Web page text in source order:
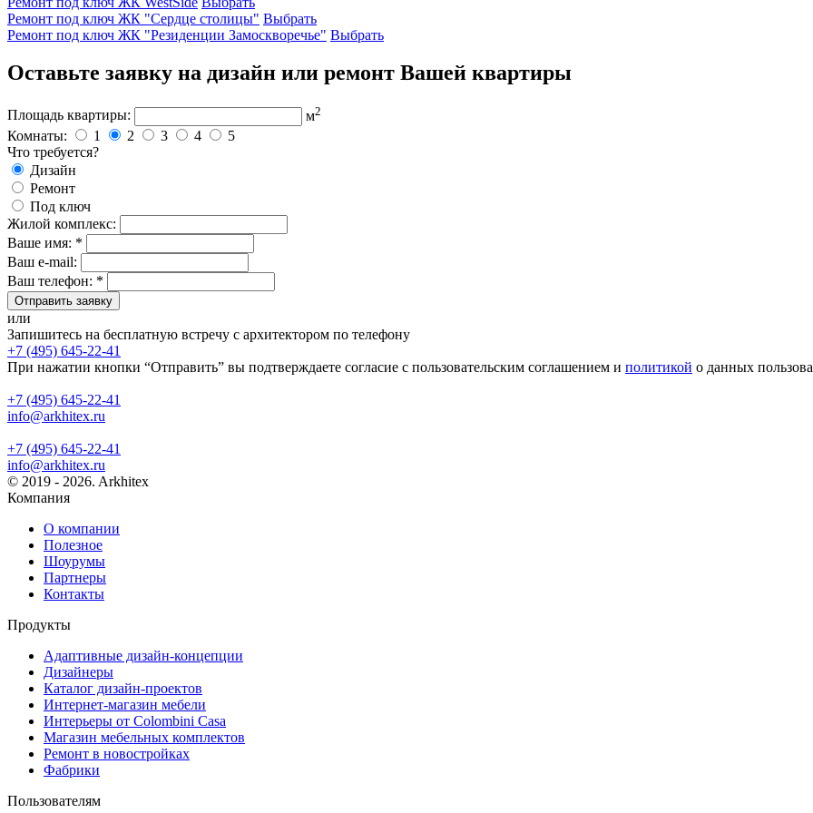
Ремонт под ключ ЖК "Сердце столицы" Выбрать
Ремонт под ключ ЖК "Резиденции Замоскворечье" Выбрать
Оставьте заявку на дизайн или ремонт Вашей квартиры
Площадь квартиры: м2
Комнаты: 1 2 3 4
5
Что требуется?
Дизайн
Ремонт
Под ключ
Жилой комплекс:
Ваше имя: *
Ваш e-mail:
Ваш телефон: *
Отправить заявку
или
Запишитесь на бесплатную встречу с архитектором по телефону
+7 (495) 645-22-41
При нажатии кнопки “Отправить” вы подтверждаете согласие с пользовательским соглашением и политикой о данных
+7 (495) 645-22-41
info@arkhitex.ru
+7 (495) 645-22-41
info@arkhitex.ru
© 2019 - 2026. Arkhitex
Компания
О компании
Полезное
Шоурумы
Партнеры
Контакты
Продукты
Адаптивные дизайн-концепции
Дизайнеры
Каталог дизайн-проектов
Интернет-магазин мебели
Интерьеры от Colombini Casa
Магазин мебельных комплектов
Ремонт в новостройках
Фабрики
Пользователям